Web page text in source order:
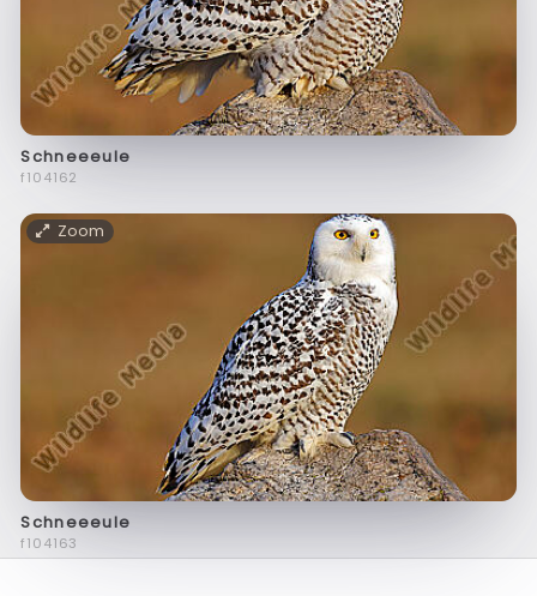
Schneeeule
f104162
Zoom
Schneeeule
f104163